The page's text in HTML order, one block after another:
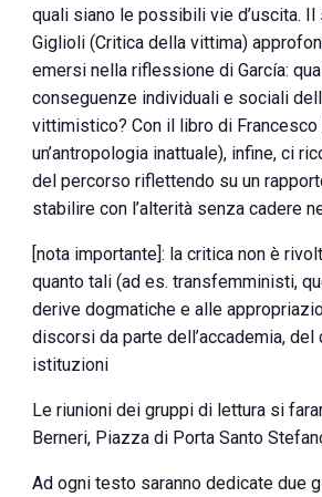
quali siano le possibili vie d’uscita.
Giglioli (Critica della vittima)
emersi nella riflessione di García:
conseguenze individuali e sociali
vittimistico? Con il libro di
un’antropologia inattuale), infine, ci
del percorso riflettendo su un
stabilire con l’alterità senza cadere
[nota importante]: la critica non è
quanto tali (ad es. transfemministi,
derive dogmatiche e alle
discorsi da parte dell’accademia,
istituzioni
Le riunioni dei gruppi di lettura si
Berneri, Piazza di Porta Santo
Ad ogni testo saranno dedicate due